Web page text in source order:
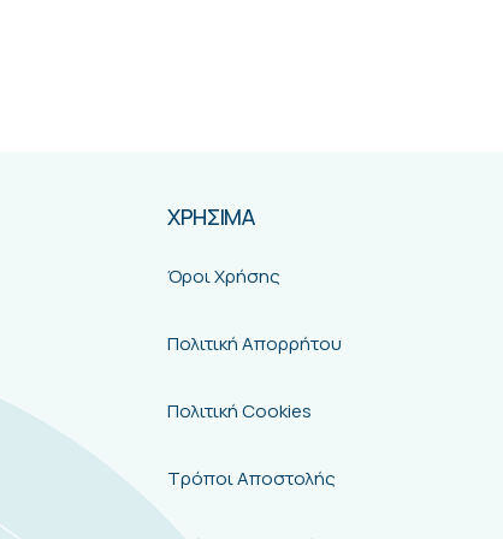
ΧΡΗΣΙΜΑ
Όροι Χρήσης
Πολιτική Απορρήτου
Πολιτική Cookies
Τρόποι Αποστολής